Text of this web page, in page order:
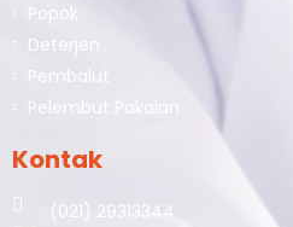
Popok
Deterjen
Pembalut
Pelembut Pakaian
Kontak
(021) 29313344